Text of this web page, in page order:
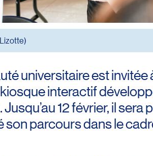
universitaire est invitée
interactif
12 février, il
son parcours dans le